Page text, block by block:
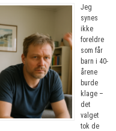
Jeg
synes
ikke
foreldre
som får
barn i 40-
årene
burde
klage –
det
valget
tok de